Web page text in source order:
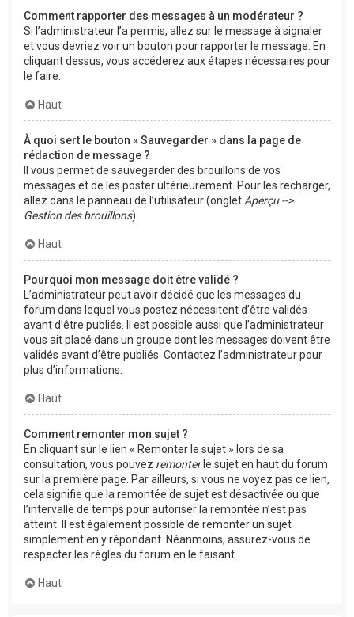
Comment rapporter des messages à un modérateur ?
Si l’administrateur l’a permis, allez sur le message à signaler
et vous devriez voir un bouton pour rapporter le message. En
cliquant dessus, vous accéderez aux étapes nécessaires pour
le faire.
Haut
À quoi sert le bouton « Sauvegarder » dans la page de
rédaction de message ?
Il vous permet de sauvegarder des brouillons de vos
messages et de les poster ultérieurement. Pour les recharger,
allez dans le panneau de l’utilisateur (onglet Aperçu -->
Gestion des brouillons).
Haut
Pourquoi mon message doit être validé ?
L’administrateur peut avoir décidé que les messages du
forum dans lequel vous postez nécessitent d’être validés
avant d’être publiés. Il est possible aussi que l’administrateur
vous ait placé dans un groupe dont les messages doivent être
validés avant d’être publiés. Contactez l’administrateur pour
plus d’informations.
Haut
Comment remonter mon sujet ?
En cliquant sur le lien « Remonter le sujet » lors de sa
consultation, vous pouvez remonterle sujet en haut du forum
sur la première page. Par ailleurs, si vous ne voyez pas ce lien,
cela signifie que la remontée de sujet est désactivée ou que
l’intervalle de temps pour autoriser la remontée n’est pas
atteint. Il est également possible de remonter un sujet
simplement en y répondant. Néanmoins, assurez-vous de
respecter les règles du forum en le faisant.
Haut